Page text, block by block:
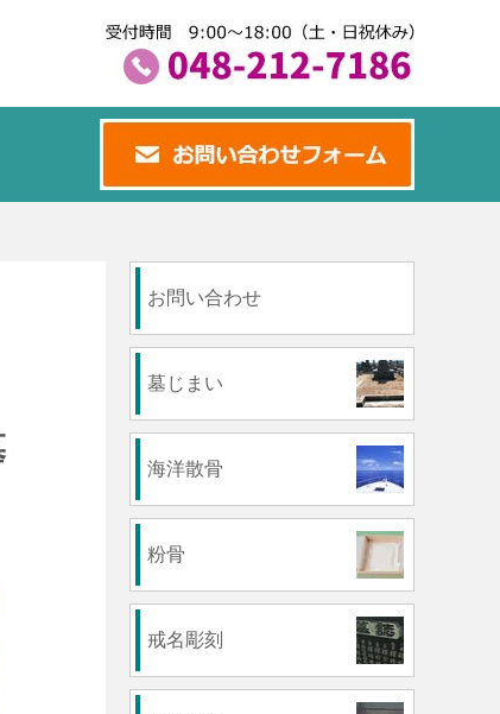
お問い合わせ
墓じまい
海洋散骨
粉骨
戒名彫刻